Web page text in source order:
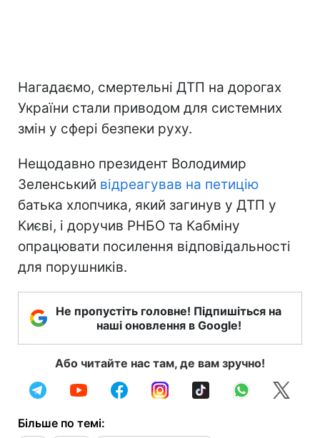
Нагадаємо, смертельні ДТП на дорогах
України стали приводом для системних
змін у сфері безпеки руху.
Нещодавно президент Володимир
Зеленський відреагував на петицію
батька хлопчика, який загинув у ДТП у
Києві, і доручив РНБО та Кабміну
опрацювати посилення відповідальності
для порушників.
Не пропустіть головне! Підпишіться на
наші оновлення в Google!
Або читайте нас там, де вам зручно!
Більше по темі: